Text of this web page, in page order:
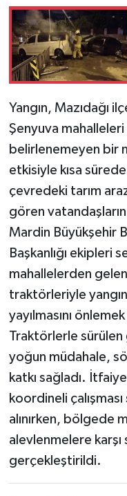
Yangın, Mazıdağı
Şenyuva mahalleleri
belirlenemeyen bir
etkisiyle kısa
çevredeki tarım
gören
Mardin Büyükşehir
Başkanlığı ekipleri
mahallelerden
traktörleriyle
yayılmasını
Traktörlerle sürülen
yoğun müdahale,
katkı sağladı.
koordineli
alınırken, bölgede
alevlenmelere karşı
gerçekleştirildi.